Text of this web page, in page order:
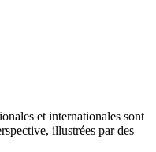
et internationales sont
illustrées par des